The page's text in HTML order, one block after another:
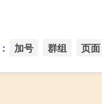
加号 群组 页面